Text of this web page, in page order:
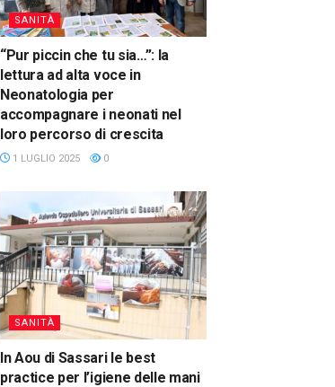
SANITÀ
“Pur piccin che tu sia…”: la
lettura ad alta voce in
Neonatologia per
accompagnare i neonati nel
loro percorso di crescita
1 LUGLIO 2025 0
SANITÀ
In Aou di Sassari le best
practice per l’igiene delle mani